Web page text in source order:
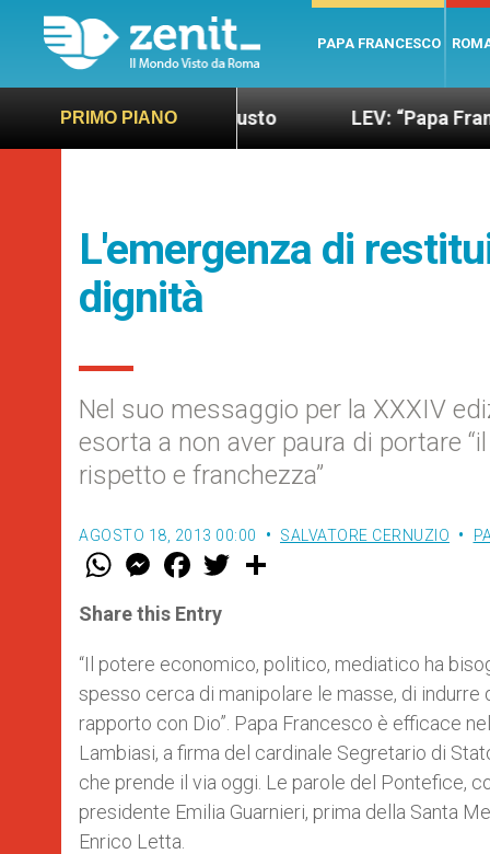
PAPA FRANCESCO
PRIMO PIANO
più sano e giusto LEV: “Papa Francesco.
L'emergenza di
dignità
Nel suo messaggio per la XXXIV
esorta a non aver paura di portare
rispetto e franchezza”
AGOSTO 18, 2013 00:00 SALVATORE CERNUZIO
W
t
s
p
p
M
e
s
e
g
e
r
F
a
e
b
o
k
w
r
Share this Entry
“Il potere economico, politico, mediatico ha
spesso cerca di manipolare le masse, di indurre
rapporto con Dio”. Papa Francesco è efficace
Lambiasi, a firma del cardinale Segretario di
che prende il via oggi. Le parole del Pontefice,
presidente Emilia Guarnieri, prima della Santa
Enrico Letta.